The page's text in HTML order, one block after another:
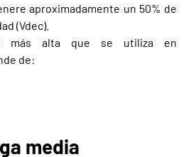
aproximadamente un 50% de
(Vdec).
más alta que se utiliza en
de:
media